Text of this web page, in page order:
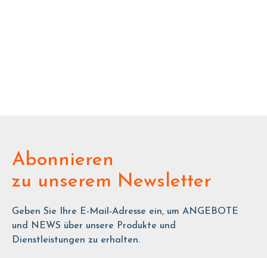
Abonnieren
zu unserem Newsletter
Geben Sie Ihre E-Mail-Adresse ein, um ANGEBOTE
und NEWS über unsere Produkte und
Dienstleistungen zu erhalten.